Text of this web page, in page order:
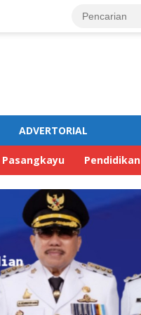
ADVERTORIAL
Pasangkayu Pendidikan